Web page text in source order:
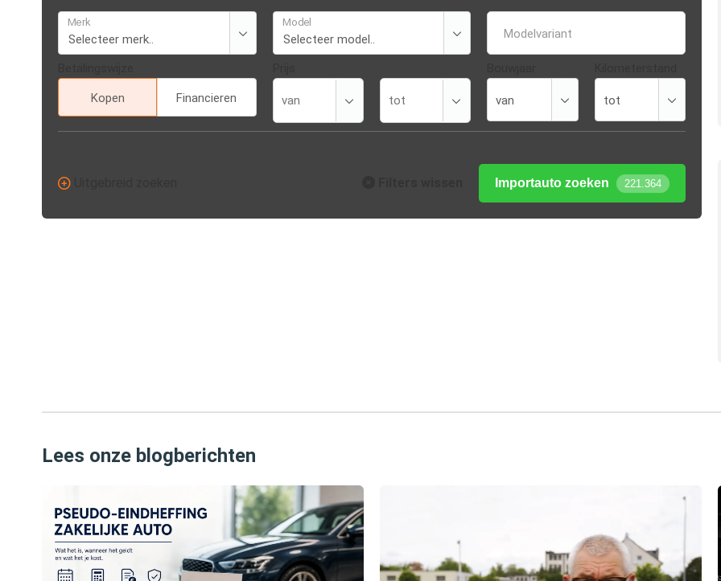
Merk Model
Modelvariant
Kopen Financieren
Importauto zoeken 221.364
Lees onze blogberichten